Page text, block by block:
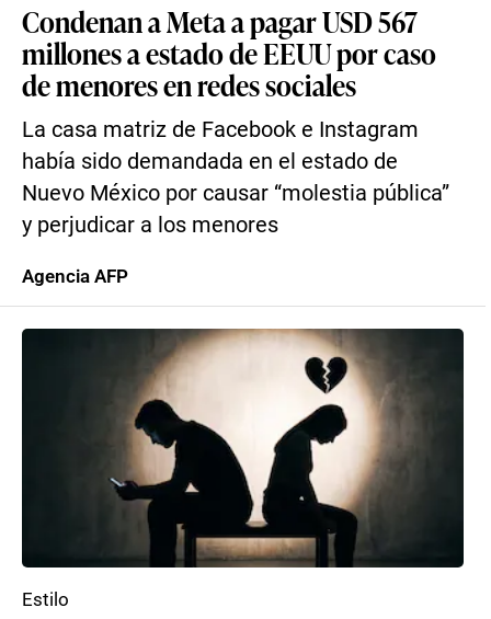
Condenan a Meta a pagar USD 567
millones a estado de EEUU por caso
de menores en redes sociales
La casa matriz de Facebook e Instagram
había sido demandada en el estado de
Nuevo México por causar “molestia pública”
y perjudicar a los menores
Agencia AFP
Estilo